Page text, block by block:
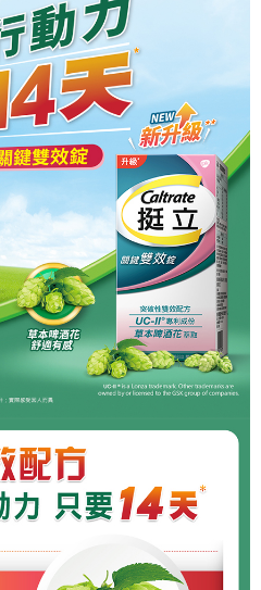
大用戶可立即使用無須另外申請。
單成立後會自動跳轉到大哥付的交易
期數、繳款截止日，確認付款後即完
請依後續交易確認頁面所載為準。
交易或遇審核未通過，訂單將自動取
表示未達大哥付你分期系統評分，恕無
你分期」於每月結算日後寄送繳費提
超商條碼／台灣大直營門市／銀行轉
通路繳費。
公司」（以下簡稱本公司）所提供，讓
品或服務，並由商店將買賣／分期付款
用本公司帳單繳交帳款。
之契約關係目的，商店將以您的個人
予台灣大哥大進項蒐集、處理及利用，
資料之確認、核對及更正。
結：https://oppay.tw/userRule
才付款」的支付方式。 讓您購物簡單
、不需儲值。
，即可結帳。
付款。
付」後，將跳轉至「AFTEE先享後付」
，即可完成結帳。
通知簡訊。
擊此簡訊中的連結，可透過四大超商／
款，方視為交易完成。
繳費，但若您需要取消訂單，請聯絡
付 」之結帳頁面顯示為準，若有關於
等相關疑問，請聯繫「AFTEE先享後付
support/home
供之「AFTEE先享後付」服務完成之交
人資料，並將交易相關給付款項請求債
)免運費
)免運費
免運費